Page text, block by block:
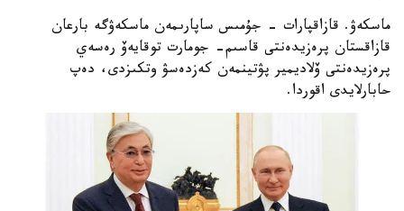
ماسكەۋ. قازاقپارات - جۇمىس ساپارىمەن ماسكەۋگە بارعان
قازاقستان پرەزيدەنتى قاسىم- جومارت توقايەۆ رەسەي
پرەزيدەنتى ۆلاديمير پۋتينمەن كەزدەسۋ وتكىزدى، دەپ
حابارلايدى اقوردا.